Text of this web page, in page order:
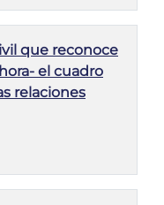
que reconoce
el cuadro
relaciones